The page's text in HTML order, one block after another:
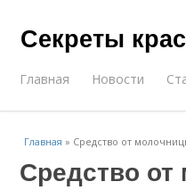
Секреты
Главная Новости
Главная » Средство от
Средство